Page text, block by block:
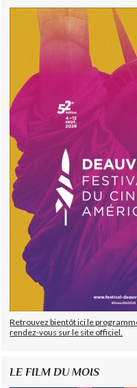
Retrouvez bientôt ici le
rendez-vous sur le site officiel.
LE FILM DU MOIS